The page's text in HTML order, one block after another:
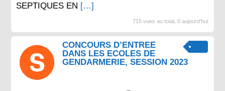
SEPTIQUES EN […]
715 vues au total, 0 aujourd'hui
CONCOURS D’ENTREE
DANS LES ECOLES DE
GENDARMERIE, SESSION 2023